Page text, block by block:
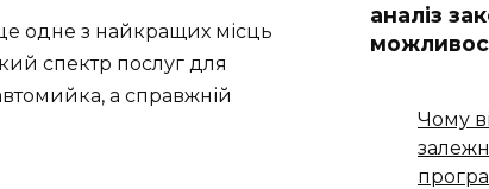
одне з найкращих місць
спектр послуг для
а справжній
аналіз
Чому